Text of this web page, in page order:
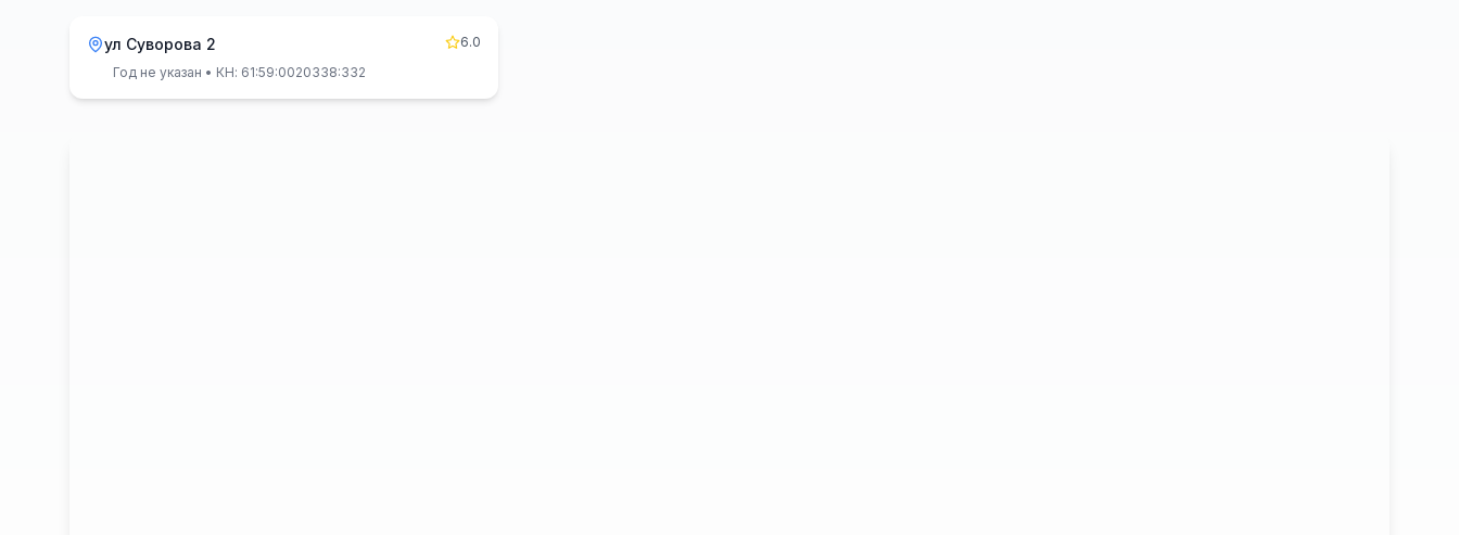
ул Суворова 2
6.0
Год не указан • КН: 61:59:0020338:332